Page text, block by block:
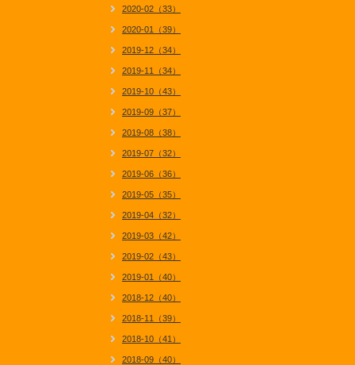
2020-02（33）
2020-01（39）
2019-12（34）
2019-11（34）
2019-10（43）
2019-09（37）
2019-08（38）
2019-07（32）
2019-06（36）
2019-05（35）
2019-04（32）
2019-03（42）
2019-02（43）
2019-01（40）
2018-12（40）
2018-11（39）
2018-10（41）
2018-09（40）